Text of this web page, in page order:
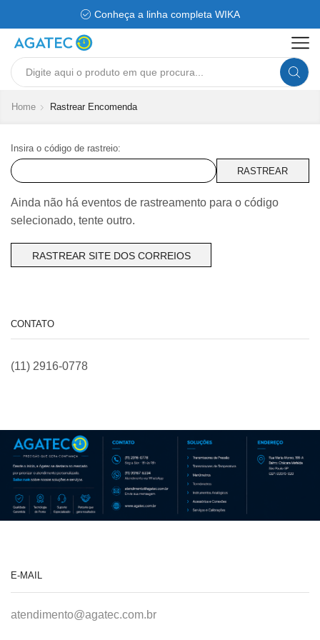
Conheça a linha completa WIKA
Search
Home Rastrear Encomenda
Insira o código de rastreio:
RASTREAR
Ainda não há eventos de rastreamento para o código
selecionado, tente outro.
RASTREAR SITE DOS CORREIOS
CONTATO
(11) 2916-0778
E-MAIL
atendimento@agatec.com.br